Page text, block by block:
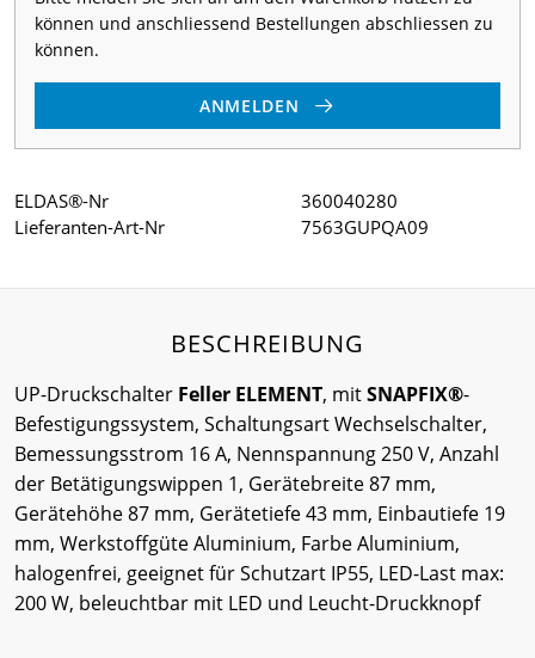
können und anschliessend Bestellungen abschliessen zu
können.
ANMELDEN
ELDAS®-Nr
360040280
Lieferanten-Art-Nr
7563GUPQA09
BESCHREIBUNG
UP-Druckschalter Feller ELEMENT, mitSNAPFIX®-
Befestigungssystem, Schaltungsart Wechselschalter,
Bemessungsstrom 16 A, Nennspannung 250 V, Anzahl
der Betätigungswippen 1, Gerätebreite 87 mm,
Gerätehöhe 87 mm, Gerätetiefe 43 mm, Einbautiefe 19
mm, Werkstoffgüte Aluminium, Farbe Aluminium,
halogenfrei, geeignet für Schutzart IP55, LED-Last max:
200 W, beleuchtbar mit LED und Leucht-Druckknopf